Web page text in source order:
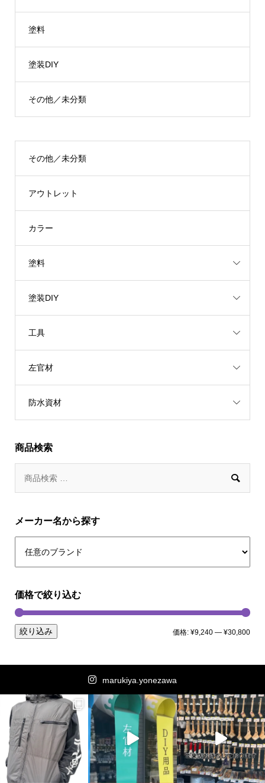
塗料
塗装DIY
その他／未分類
その他／未分類
アウトレット
カラー
塗料
塗装DIY
工具
左官材
防水資材
商品検索

メーカー名から探す
価格で絞り込む
絞り込み 価格:¥9,240 —¥30,800
marukiya.yonezawa